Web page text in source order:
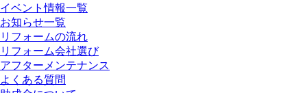
イベント情報一覧
お知らせ一覧
リフォームの流れ
リフォーム会社選び
アフターメンテナンス
よくある質問